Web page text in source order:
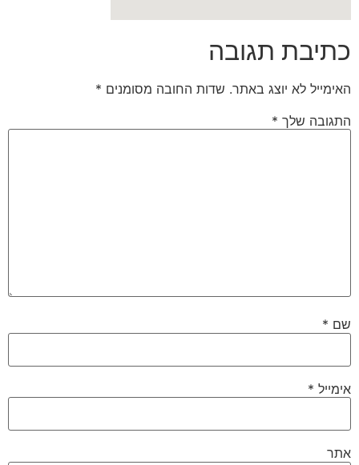
כתיבת תגובה
האימייל לא יוצג באתר. שדות החובה מסומנים *
התגובה שלך *
שם *
אימייל *
אתר